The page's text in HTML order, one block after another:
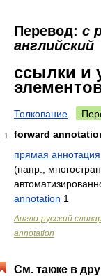
Перевод: с
английский
ссылки и
Толкование
1
forward
прямая аннотация
(напр.,
annotation 1
Англо-русский
annotation
См. также в